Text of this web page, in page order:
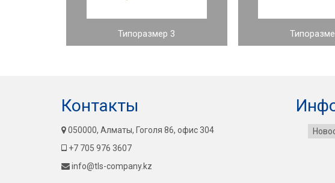
Типоразмер 3
Контакты
050000, Алматы, Гоголя 86, офис 304
+7 705 976 3607
info@tls-company.kz